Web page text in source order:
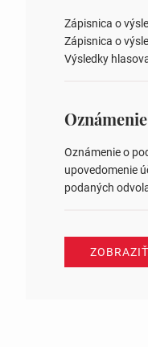
zastupiteľstiev,
zastupiteľstiev v
obecného
Zápisnica o
Zápisnica o
Výsledky
ysledky.html
Oznámenie o
upovedomenie
podaných